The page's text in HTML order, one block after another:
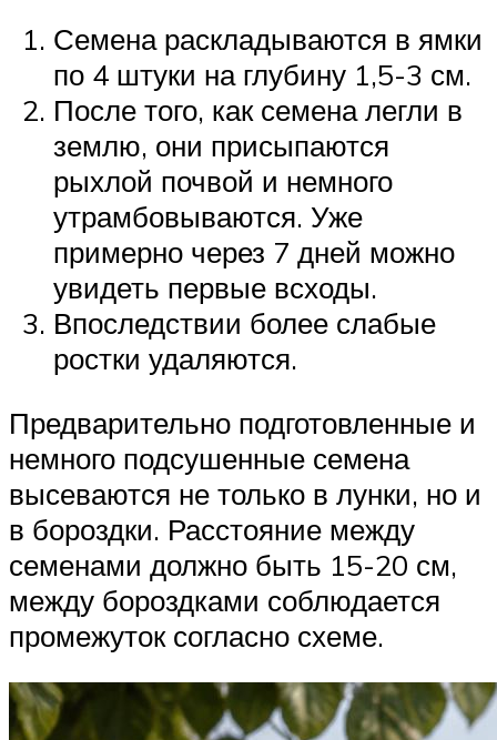
Семена раскладываются в ямки
по 4 штуки на глубину 1,5-3 см.
После того, как семена легли в
землю, они присыпаются
рыхлой почвой и немного
утрамбовываются. Уже
примерно через 7 дней можно
увидеть первые всходы.
Впоследствии более слабые
ростки удаляются.
Предварительно подготовленные и
немного подсушенные семена
высеваются не только в лунки, но и
в бороздки. Расстояние между
семенами должно быть 15-20 см,
между бороздками соблюдается
промежуток согласно схеме.